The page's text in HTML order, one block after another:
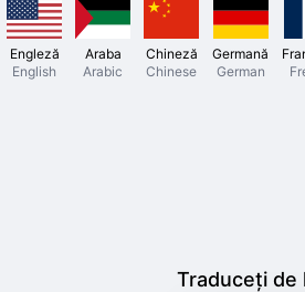
Engleză
English
Araba
Arabic
Chineză
Chinese
Germană
German
Traduceți de